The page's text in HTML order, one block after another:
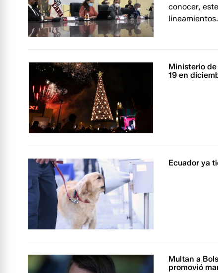
conocer,
lineamientos.
Ministerio
19 en
Ecuador ya
Multan a
promovió